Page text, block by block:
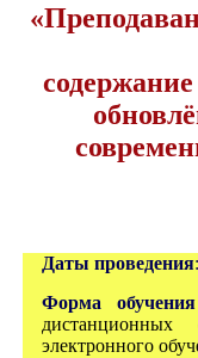
«
Даты проведения
Форма обучения
дистанционных
электронного